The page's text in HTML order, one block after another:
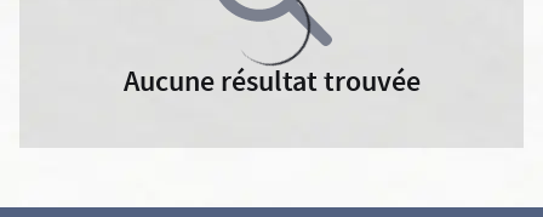
Aucune résultat trouvée